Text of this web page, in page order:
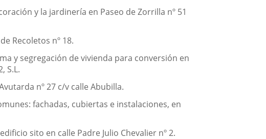
y la jardinería en Paseo de Zorrilla nº 51
Recoletos nº 18.
y segregación de vivienda para conversión en
S.L.
nº 27 c/v calle Abubilla.
fachadas, cubiertas e instalaciones, en
sito en calle Padre Julio Chevalier nº 2.